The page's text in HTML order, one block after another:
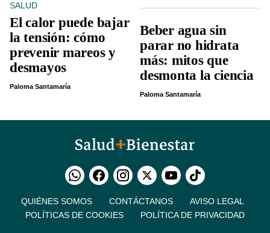
SALUD
El calor puede bajar
la tensión: cómo
prevenir mareos y
desmayos
Paloma Santamaría
Beber agua sin
parar no hidrata
más: mitos que
desmonta la ciencia
Paloma Santamaría
QUIÉNES SOMOS CONTÁCTANOS
AVISO LEGAL
POLÍTICAS DE COOKIES
POLÍTICA DE PRIVACIDAD